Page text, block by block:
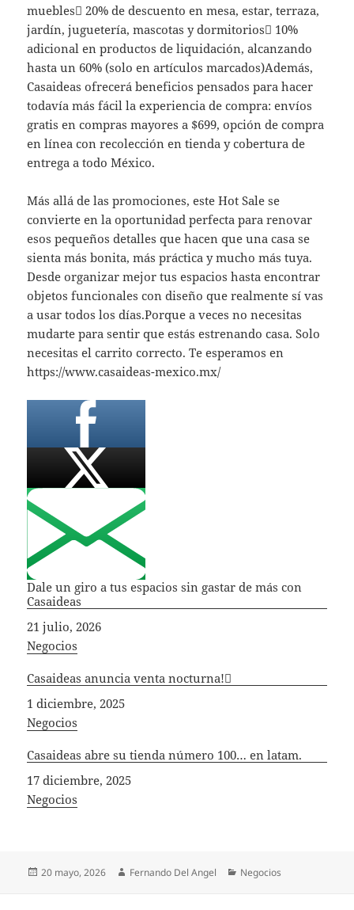
muebles 20% de descuento en mesa, estar, terraza,
jardín, juguetería, mascotas y dormitorios 10%
adicional en productos de liquidación, alcanzando
hasta un 60% (solo en artículos marcados)Además,
Casaideas ofrecerá beneficios pensados para hacer
todavía más fácil la experiencia de compra: envíos
gratis en compras mayores a $699, opción de compra
en línea con recolección en tienda y cobertura de
entrega a todo México.
Más allá de las promociones, este Hot Sale se
convierte en la oportunidad perfecta para renovar
esos pequeños detalles que hacen que una casa se
sienta más bonita, más práctica y mucho más tuya.
Desde organizar mejor tus espacios hasta encontrar
objetos funcionales con diseño que realmente sí vas
a usar todos los días.Porque a veces no necesitas
mudarte para sentir que estás estrenando casa. Solo
necesitas el carrito correcto. Te esperamos en
https://www.casaideas-mexico.mx/
Dale un giro a tus espacios sin gastar de más con
Casaideas
Fecha
21 julio, 2026
In relation to
Negocios
Casaideas anuncia venta nocturna!
Fecha
1 diciembre, 2025
In relation to
Negocios
Casaideas abre su tienda número 100… en latam.
Fecha
17 diciembre, 2025
In relation to
Negocios
Publicado
20 mayo, 2026 Autor
Fernando Del Angel Categorías
Negocios